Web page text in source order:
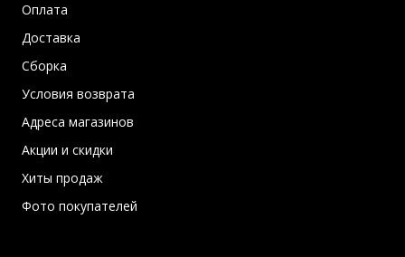
Оплата
Доставка
Сборка
Условия возврата
Адреса магазинов
Акции и скидки
Хиты продаж
Фото покупателей